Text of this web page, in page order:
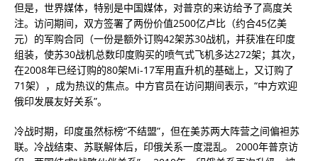
但是，世界媒体，特别是中国媒体，对普京的来访给予了高度关
注。访问期间，双方签署了两份价值2500亿卢比（约合45亿美
元）的军购合同（一份是额外订购42架苏30战机，并获准在印度
组装，使苏30战机总数印度购买的喷气式飞机多达272架；其次，
在2008年已经订购的80架Mi-17军用直升机的基础上，又订购了
71架），成为热议的焦点。中方官员在访问期间表示，“中方欢迎
俄印发展友好关系”。
冷战时期，印度虽然标榜“不结盟”，但在美苏两大阵营之间偏袒苏
联。冷战结束、苏联解体后，印俄关系一度混乱。 2000年普京访